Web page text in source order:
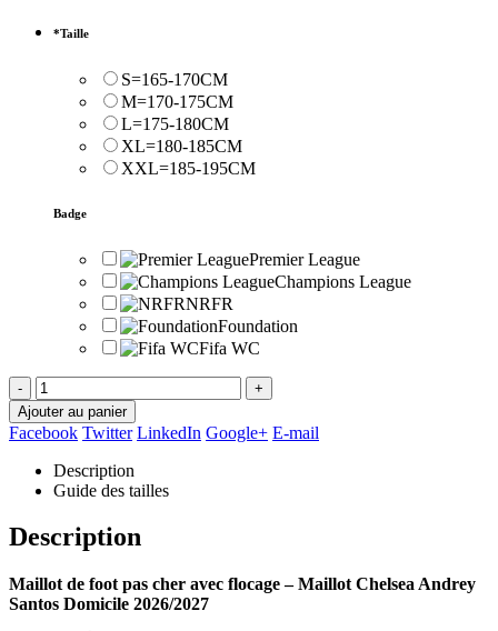
*Taille
S=165-170CM
M=170-175CM
L=175-180CM
XL=180-185CM
XXL=185-195CM
Badge
Premier League
Champions League
NRFR
Foundation
Fifa WC
-
+
Ajouter au panier
Facebook Twitter LinkedIn Google+ E-mail
Description
Guide des tailles
Description
Maillot de foot pas cher avec flocage – Maillot Chelsea Andrey
Santos Domicile 2026/2027